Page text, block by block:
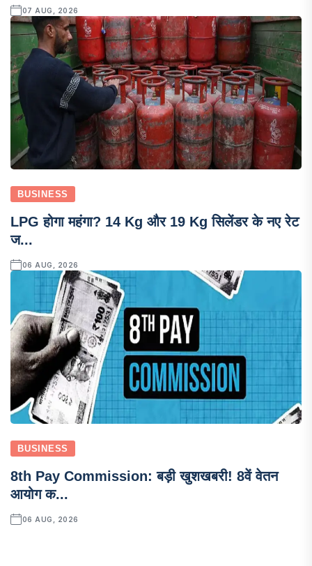
07 AUG, 2026
BUSINESS
LPG होगा महंगा? 14 Kg और 19 Kg सिलेंडर के नए रेट
ज...
06 AUG, 2026
BUSINESS
8th Pay Commission: बड़ी खुशखबरी! 8वें वेतन
आयोग क...
06 AUG, 2026